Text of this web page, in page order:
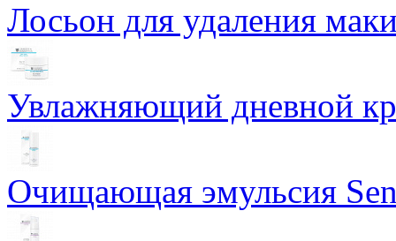
Лосьон для удаления
Увлажняющий дневной
Очищающая эмульсия